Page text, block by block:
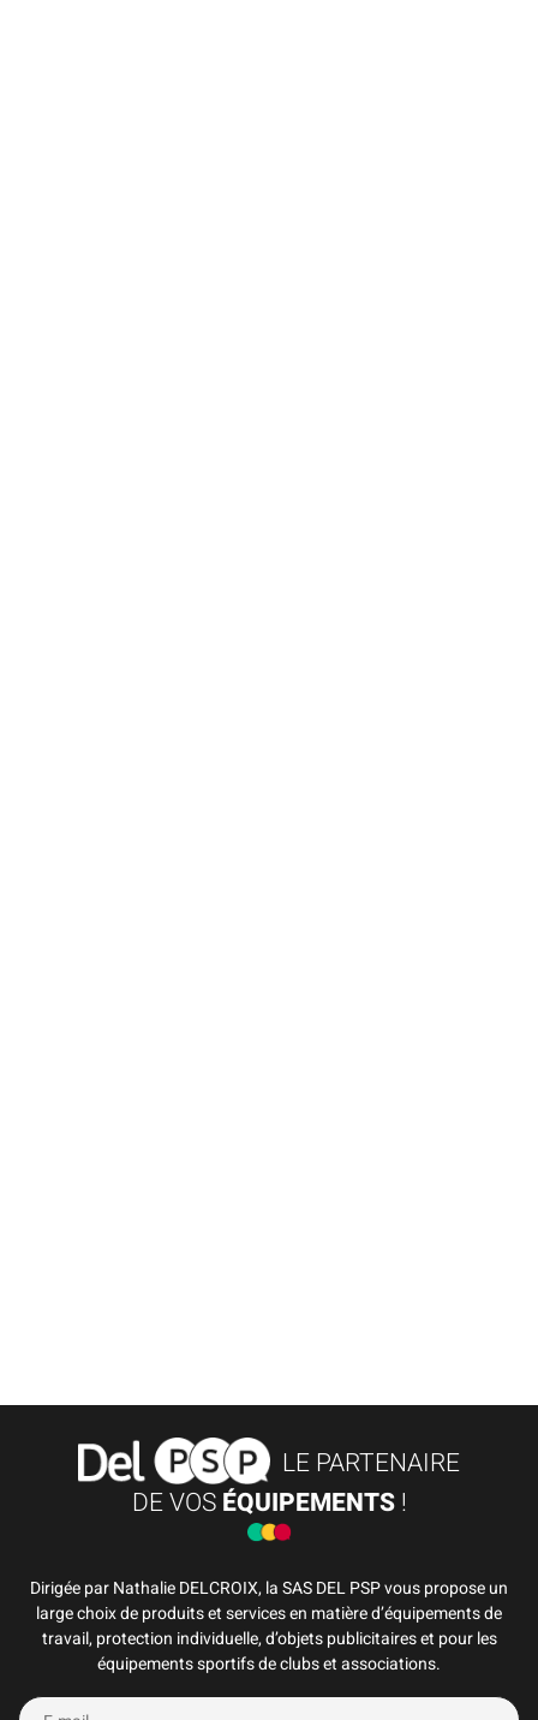
LE PARTENAIRE
DE VOSÉQUIPEMENTS!
Dirigée par Nathalie DELCROIX, la SAS DEL PSP vous propose un
large choix de produits et services en matière d’équipements de
travail, protection individuelle, d’objets publicitaires et pour les
équipements sportifs de clubs et associations.